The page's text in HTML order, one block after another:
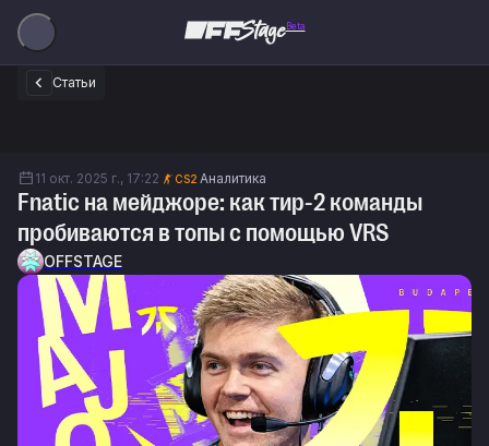
Beta
Статьи
11 окт. 2025 г., 17:22 CS2 Аналитика
Fnatic на мейджоре: как тир-2 команды
пробиваются в топы с помощью VRS
OFFSTAGE